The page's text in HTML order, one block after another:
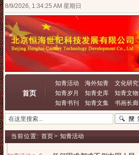
8/9/2026, 1:34:25 AM 星期日
首页
知青活动 海外知青 文化研究
知青岁月
知青史库 知青文物
知青书刊
知青文集 书画长廊
当前位置: 首页> 知青活动